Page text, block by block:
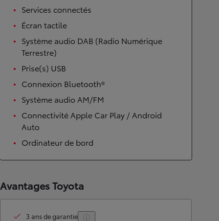
Services connectés
Écran tactile
Système audio DAB (Radio Numérique
Terrestre)
Prise(s) USB
Connexion Bluetooth®
Système audio AM/FM
Connectivité Apple Car Play / Android
Auto
Ordinateur de bord
Avantages Toyota
3 ans de garantie